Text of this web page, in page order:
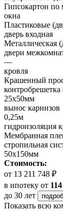
Гипсокартон по
окна
Пластиковые
дверь входная
Металлическая
двери
—
кровля
Крашенный
контробрешетка
25х50мм
вынос карнизов
0,25м
гидроизоляция
Мембранная
стропильная
50х150мм
Стоимость:
от 13 211 748 ₽
в ипотеку от
до 30 лет
Показать всю